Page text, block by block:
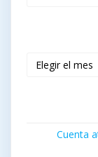
Cuenta